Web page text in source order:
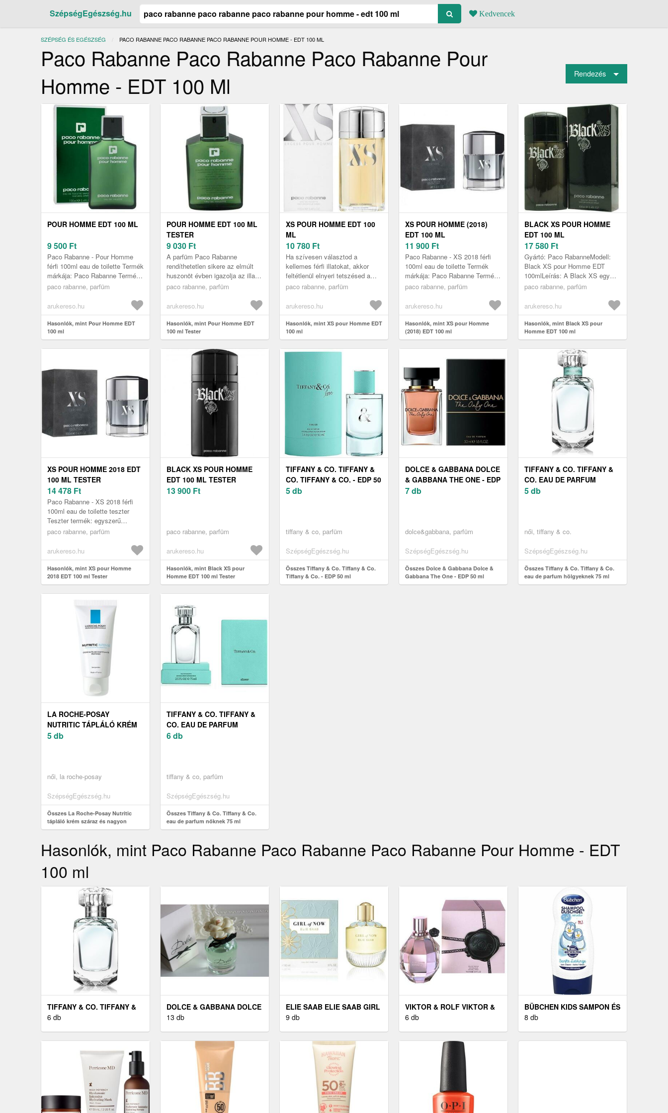
SzépségEgészség.hu Kedvencek
SZÉPSÉG ÉS EGÉSZSÉG JELENLEGI:
PACO RABANNE PACO RABANNE PACO RABANNE POUR HOMME - EDT 100 ML
Paco Rabanne Paco Rabanne Paco Rabanne Pour
Homme - EDT 100 Ml
Rendezés
POUR HOMME EDT 100 ML
9 500 Ft
Paco Rabanne - Pour Homme
férfi 100ml eau de toilette Termék
márkája: Paco Rabanne Termék
gyártója: Puig Illatcsoport:
paco rabanne, parfüm
arukereso.hu
Hasonlók, mint Pour Homme EDT
100 ml
POUR HOMME EDT 100 ML
TESTER
9 030 Ft
A parfüm Paco Rabanne
rendíthetetlen sikere az elmúlt
huszonöt évben igazolja az illat
ellenállhatatlan varázsát.
között...
paco rabanne, parfüm
arukereso.hu
Hasonlók, mint Pour Homme EDT
100 ml Tester
XS POUR HOMME EDT 100
ML
10 780 Ft
Ha szívesen választod a
kellemes férfi illatokat, akkor
feltétlenül elnyeri tetszésed a
népszerű PACO RABANNE eau
RA...
paco rabanne, parfüm
arukereso.hu
Hasonlók, mint XS pour Homme EDT
100 ml
XS POUR HOMME (2018)
EDT 100 ML
11 900 Ft
Paco Rabanne - XS 2018 férfi
100ml eau de toilette Termék
márkája: Paco Rabanne Termék
gyártója: Puig Illatcsoport: fás-
paco rabanne, parfüm
arukereso.hu
Hasonlók, mint XS pour Homme
(2018) EDT 100 ml
BLACK XS POUR HOMME
EDT 100 ML
17 580 Ft
Gyártó: Paco RabanneModell:
Black XS pour Homme EDT
100mlLeírás: A Black XS egy
férfias illat, melyet a Paco
1993-ba...
paco rabanne, parfüm
arukereso.hu
Hasonlók, mint Black XS pour
Homme EDT 100 ml
XS POUR HOMME 2018 EDT
100 ML TESTER
14 478 Ft
Paco Rabanne - XS 2018 férfi
100ml eau de toilette teszter
Teszter termék: egyszerű
kartondobozba csomagolt, néha
belt...
paco rabanne, parfüm
arukereso.hu
Hasonlók, mint XS pour Homme
2018 EDT 100 ml Tester
BLACK XS POUR HOMME
EDT 100 ML TESTER
13 900 Ft
paco rabanne, parfüm
arukereso.hu
Hasonlók, mint Black XS pour
Homme EDT 100 ml Tester
TIFFANY & CO. TIFFANY &
CO. TIFFANY & CO. - EDP 50
ML
5 db
tiffany & co, parfüm
SzépségEgészség.hu
Összes Tiffany & Co. Tiffany & Co.
Tiffany & Co. - EDP 50 ml
DOLCE & GABBANA DOLCE
& GABBANA THE ONE - EDP
50 ML
7 db
dolce&gabbana, parfüm
SzépségEgészség.hu
Összes Dolce & Gabbana Dolce &
Gabbana The One - EDP 50 ml
TIFFANY & CO. TIFFANY &
CO. EAU DE PARFUM
HÖLGYEKNEK 75 ML
5 db
női, tiffany & co.
SzépségEgészség.hu
Összes Tiffany & Co. Tiffany & Co.
eau de parfum hölgyeknek 75 ml
LA ROCHE-POSAY
NUTRITIC TÁPLÁLÓ KRÉM
SZÁRAZ ÉS NAGYON
5 db
női, la roche-posay
SzépségEgészség.hu
Összes La Roche-Posay Nutritic
tápláló krém száraz és nagyon
száraz bőrre 50 ml
TIFFANY & CO. TIFFANY &
CO. EAU DE PARFUM
NŐKNEK 75 ML
6 db
tiffany & co, parfüm
SzépségEgészség.hu
Összes Tiffany & Co. Tiffany & Co.
eau de parfum nőknek 75 ml
Hasonlók, mint Paco Rabanne Paco Rabanne Paco Rabanne Pour Homme - EDT
100 ml
TIFFANY & CO. TIFFANY &
CO. EAU DE PARFUM
6 db
DOLCE & GABBANA DOLCE
& GABBANA DOLCE - EDP
13 db
ELIE SAAB ELIE SAAB GIRL
OF NOW - EDP 90 ML
9 db
VIKTOR & ROLF VIKTOR &
ROLF FLOWERBOMB - EDP
6 db
BÜBCHEN KIDS SAMPON ÉS
TUSFÜRDŐ GÉL 2 IN 1
8 db